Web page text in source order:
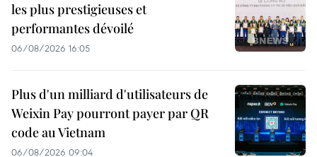
les plus prestigieuses et
performantes dévoilé
06/08/2026 16:05
Plus d'un milliard d'utilisateurs de
Weixin Pay pourront payer par QR
code au Vietnam
06/08/2026 09:04